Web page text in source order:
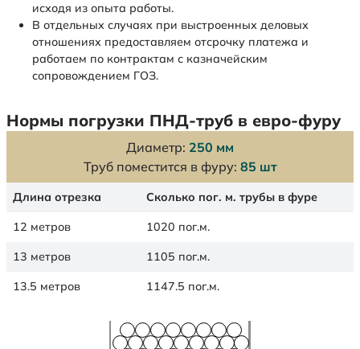
исходя из опыта работы.
В отдельных случаях при выстроенных деловых
отношениях предоставляем отсрочку платежа и
работаем по контрактам с казначейским
сопровождением ГОЗ.
Нормы погрузки ПНД-труб в евро-фуру
Диаметр: 250 мм
Труб поместится в фуру: 85 шт
Длина отрезка Сколько пог. м. трубы в фуре
12 метров 1020 пог.м.
13 метров 1105 пог.м.
13.5 метров 1147.5 пог.м.